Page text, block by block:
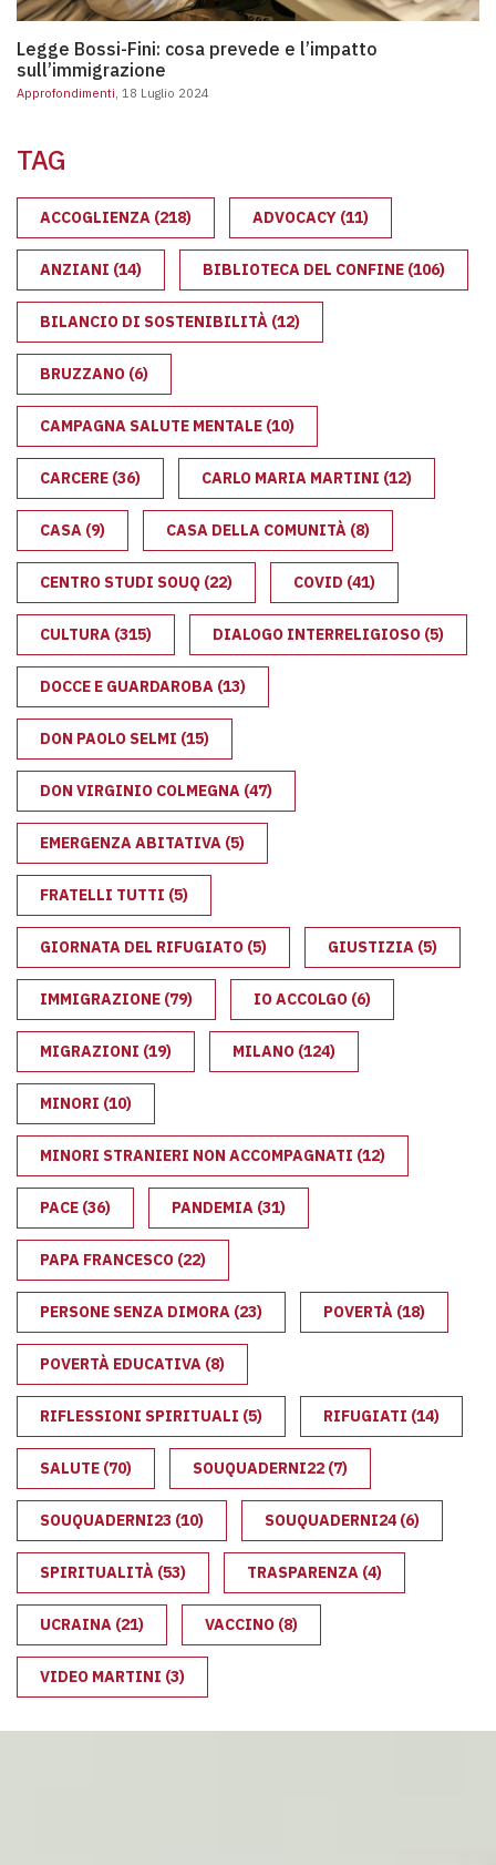
Legge Bossi-Fini: cosa prevede e l’impatto
sull’immigrazione
Approfondimenti, 18 Luglio 2024
TAG
ACCOGLIENZA (218) ADVOCACY (11)
ANZIANI (14) BIBLIOTECA DEL CONFINE (106)
BILANCIO DI SOSTENIBILITÀ (12)
BRUZZANO (6)
CAMPAGNA SALUTE MENTALE (10)
CARCERE (36) CARLO MARIA MARTINI (12)
CASA (9) CASA DELLA COMUNITÀ (8)
CENTRO STUDI SOUQ (22) COVID (41)
CULTURA (315) DIALOGO INTERRELIGIOSO (5)
DOCCE E GUARDAROBA (13)
DON PAOLO SELMI (15)
DON VIRGINIO COLMEGNA (47)
EMERGENZA ABITATIVA (5)
FRATELLI TUTTI (5)
GIORNATA DEL RIFUGIATO (5) GIUSTIZIA (5)
IMMIGRAZIONE (79) IO ACCOLGO (6)
MIGRAZIONI (19) MILANO (124)
MINORI (10)
MINORI STRANIERI NON ACCOMPAGNATI (12)
PACE (36) PANDEMIA (31)
PAPA FRANCESCO (22)
PERSONE SENZA DIMORA (23) POVERTÀ (18)
POVERTÀ EDUCATIVA (8)
RIFLESSIONI SPIRITUALI (5) RIFUGIATI (14)
SALUTE (70) SOUQUADERNI22 (7)
SOUQUADERNI23 (10) SOUQUADERNI24 (6)
SPIRITUALITÀ (53) TRASPARENZA (4)
UCRAINA (21) VACCINO (8)
VIDEO MARTINI (3)